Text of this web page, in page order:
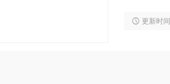
N理音声级
更新时